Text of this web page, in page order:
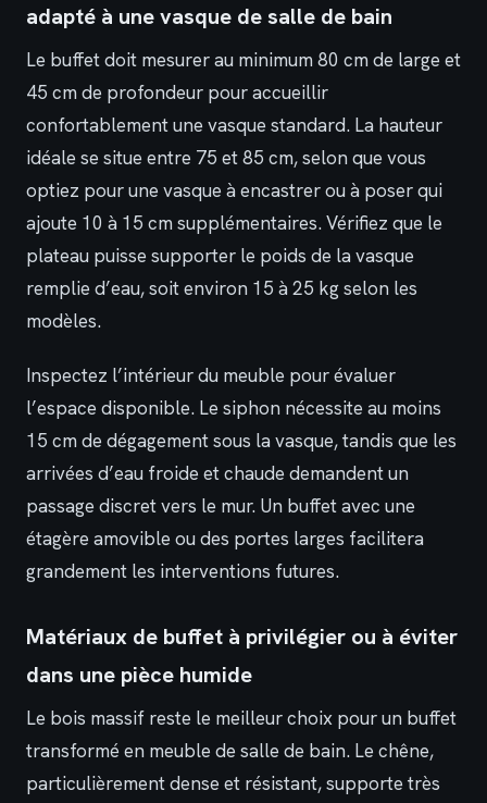
adapté à une vasque de salle de bain
Le buffet doit mesurer au minimum 80 cm de large et
45 cm de profondeur pour accueillir
confortablement une vasque standard. La hauteur
idéale se situe entre 75 et 85 cm, selon que vous
optiez pour une vasque à encastrer ou à poser qui
ajoute 10 à 15 cm supplémentaires. Vérifiez que le
plateau puisse supporter le poids de la vasque
remplie d’eau, soit environ 15 à 25 kg selon les
modèles.
Inspectez l’intérieur du meuble pour évaluer
l’espace disponible. Le siphon nécessite au moins
15 cm de dégagement sous la vasque, tandis que les
arrivées d’eau froide et chaude demandent un
passage discret vers le mur. Un buffet avec une
étagère amovible ou des portes larges facilitera
grandement les interventions futures.
Matériaux de buffet à privilégier ou à éviter
dans une pièce humide
Le bois massif reste le meilleur choix pour un buffet
transformé en meuble de salle de bain. Le chêne,
particulièrement dense et résistant, supporte très